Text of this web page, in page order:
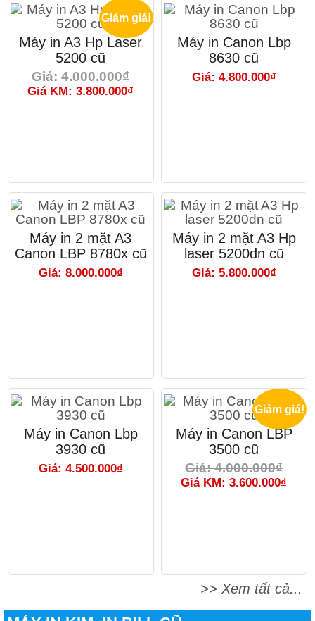
Giảm giá!
Máy in A3 Hp Laser
5200 cũ
Giá: 4.000.000₫
Giá KM: 3.800.000₫
Máy in Canon Lbp
8630 cũ
Giá: 4.800.000₫
Máy in 2 mặt A3
Canon LBP 8780x cũ
Giá: 8.000.000₫
Máy in 2 mặt A3 Hp
laser 5200dn cũ
Giá: 5.800.000₫
Máy in Canon Lbp
3930 cũ
Giá: 4.500.000₫
Giảm giá!
Máy in Canon LBP
3500 cũ
Giá: 4.000.000₫
Giá KM: 3.600.000₫
>> Xem tất cả...